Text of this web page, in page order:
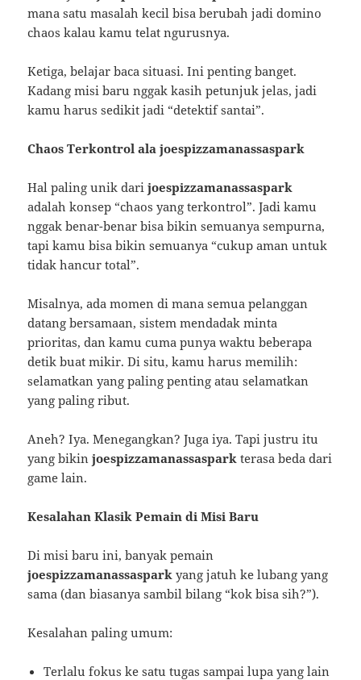
mana satu masalah kecil bisa berubah jadi domino
chaos kalau kamu telat ngurusnya.
Ketiga, belajar baca situasi. Ini penting banget.
Kadang misi baru nggak kasih petunjuk jelas, jadi
kamu harus sedikit jadi “detektif santai”.
Chaos Terkontrol ala joespizzamanassaspark
Hal paling unik darijoespizzamanassaspark
adalah konsep “chaos yang terkontrol”. Jadi kamu
nggak benar-benar bisa bikin semuanya sempurna,
tapi kamu bisa bikin semuanya “cukup aman untuk
tidak hancur total”.
Misalnya, ada momen di mana semua pelanggan
datang bersamaan, sistem mendadak minta
prioritas, dan kamu cuma punya waktu beberapa
detik buat mikir. Di situ, kamu harus memilih:
selamatkan yang paling penting atau selamatkan
yang paling ribut.
Aneh? Iya. Menegangkan? Juga iya. Tapi justru itu
yang bikinjoespizzamanassaspark terasa beda dari
game lain.
Kesalahan Klasik Pemain di Misi Baru
Di misi baru ini, banyak pemain
joespizzamanassaspark yang jatuh ke lubang yang
sama (dan biasanya sambil bilang “kok bisa sih?”).
Kesalahan paling umum:
Terlalu fokus ke satu tugas sampai lupa yang lain